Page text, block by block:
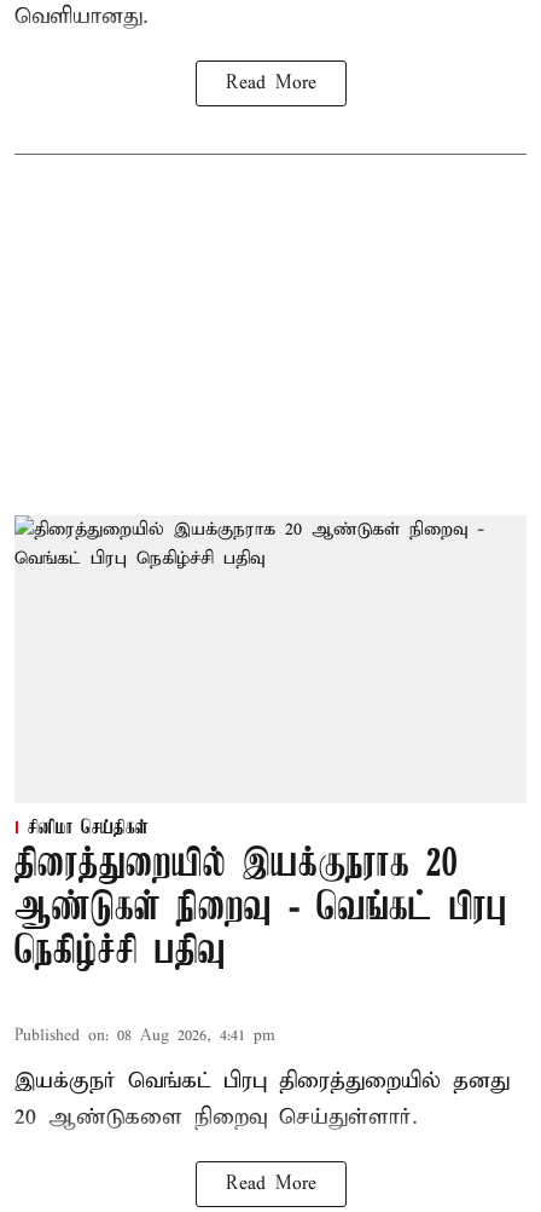
வெளியானது.
Read More
சினிமா செய்திகள்
திரைத்துறையில் இயக்குநராக 20
ஆண்டுகள் நிறைவு - வெங்கட் பிரபு
நெகிழ்ச்சி பதிவு
Published on: 08 Aug 2026, 4:41 pm
இயக்குநர் வெங்கட் பிரபு திரைத்துறையில் தனது
20 ஆண்டுகளை நிறைவு செய்துள்ளார்.
Read More